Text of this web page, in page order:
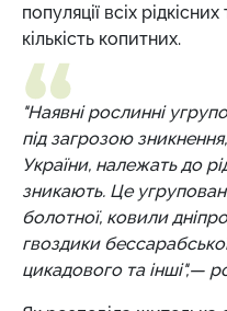
популяції всіх
кількість копитних.
"Наявні рослинні
під загрозою
України, належать до
зникають. Це
болотної, ковили
гвоздики
цикадового та інші",—